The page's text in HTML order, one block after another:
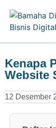
Kenapa
Website
12 Desember